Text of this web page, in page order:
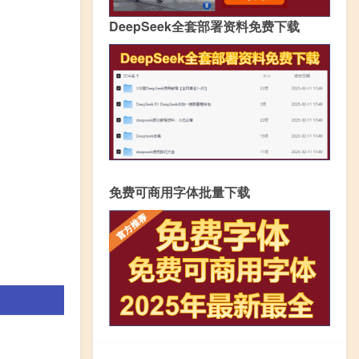
DeepSeek全套部署资料免费下载
免费可商用字体批量下载